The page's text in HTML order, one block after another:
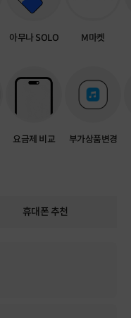
아무나 SOLO
요금제 비교
M마켓
부가상품변경
휴대폰 추천